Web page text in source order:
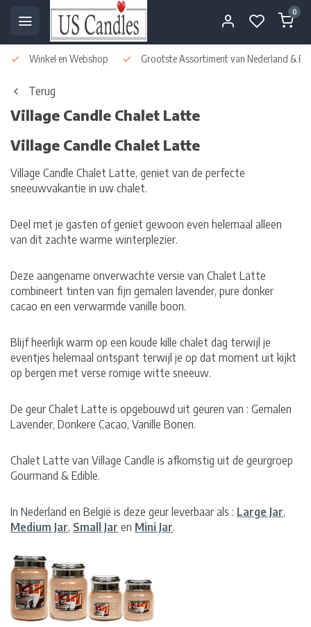
0
Winkel en Webshop Grootste Assortiment van Nederland &
Terug
Village Candle Chalet Latte
Village Candle Chalet Latte
Village Candle Chalet Latte, geniet van de perfecte
sneeuwvakantie in uw chalet.
Deel met je gasten of geniet gewoon even helemaal alleen
van dit zachte warme winterplezier.
Deze aangename onverwachte versie van Chalet Latte
combineert tinten van fijn gemalen lavender, pure donker
cacao en een verwarmde vanille boon.
Blijf heerlijk warm op een koude kille chalet dag terwijl je
eventjes helemaal ontspant terwijl je op dat moment uit kijkt
op bergen met verse romige witte sneeuw.
De geur Chalet Latte is opgebouwd uit geuren van : Gemalen
Lavender, Donkere Cacao, Vanille Bonen.
Chalet Latte van Village Candle is afkomstig uit de geurgroep
Gourmand & Edible.
In Nederland en België is deze geur leverbaar als : Large Jar,
Medium Jar, Small Jar en Mini Jar.